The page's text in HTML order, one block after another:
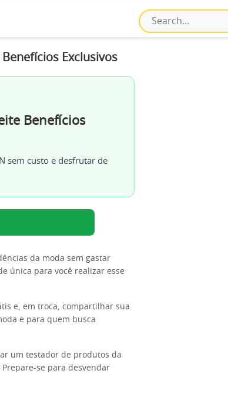
Exclusivos
Benefícios
sem custo e desfrutar de
da moda sem gastar
única para você realizar esse
e, em troca, compartilhar sua
e para quem busca
um testador de produtos da
se para desvendar